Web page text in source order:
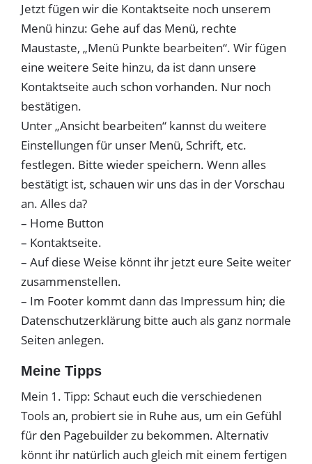
Jetzt fügen wir die Kontaktseite noch unserem
Menü hinzu: Gehe auf das Menü, rechte
Maustaste, „Menü Punkte bearbeiten“. Wir fügen
eine weitere Seite hinzu, da ist dann unsere
Kontaktseite auch schon vorhanden. Nur noch
bestätigen.
Unter „Ansicht bearbeiten“ kannst du weitere
Einstellungen für unser Menü, Schrift, etc.
festlegen. Bitte wieder speichern. Wenn alles
bestätigt ist, schauen wir uns das in der Vorschau
an. Alles da?
– Home Button
– Kontaktseite.
– Auf diese Weise könnt ihr jetzt eure Seite weiter
zusammenstellen.
– Im Footer kommt dann das Impressum hin; die
Datenschutzerklärung bitte auch als ganz normale
Seiten anlegen.
Meine Tipps
Mein 1. Tipp: Schaut euch die verschiedenen
Tools an, probiert sie in Ruhe aus, um ein Gefühl
für den Pagebuilder zu bekommen. Alternativ
könnt ihr natürlich auch gleich mit einem fertigen